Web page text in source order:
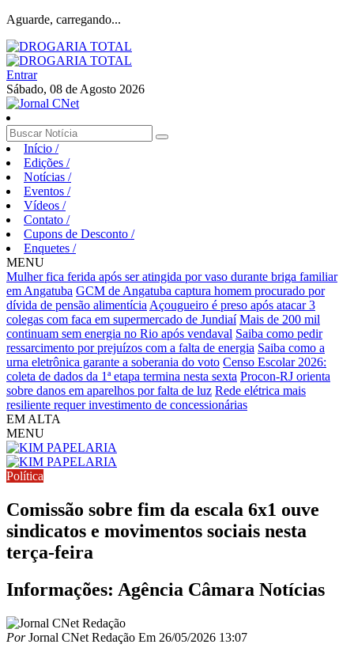
Aguarde, carregando...
Entrar
Sábado, 08 de Agosto 2026
Início /
Edições /
Notícias /
Eventos /
Vídeos /
Contato /
Cupons de Desconto /
Enquetes /
MENU
Mulher fica ferida após ser atingida por vaso durante briga familiar
em Angatuba GCM de Angatuba captura homem procurado por
dívida de pensão alimentícia Açougueiro é preso após atacar 3
colegas com faca em supermercado de Jundiaí Mais de 200 mil
continuam sem energia no Rio após vendaval Saiba como pedir
ressarcimento por prejuízos com a falta de energia Saiba como a
urna eletrônica garante a soberania do voto Censo Escolar 2026:
coleta de dados da 1ª etapa termina nesta sexta Procon-RJ orienta
sobre danos em aparelhos por falta de luz Rede elétrica mais
resiliente requer investimento de concessionárias
EM ALTA
MENU
Política
Comissão sobre fim da escala 6x1 ouve
sindicatos e movimentos sociais nesta
terça-feira
Informações: Agência Câmara Notícias
PorJornal CNet Redação Em 26/05/2026 13:07